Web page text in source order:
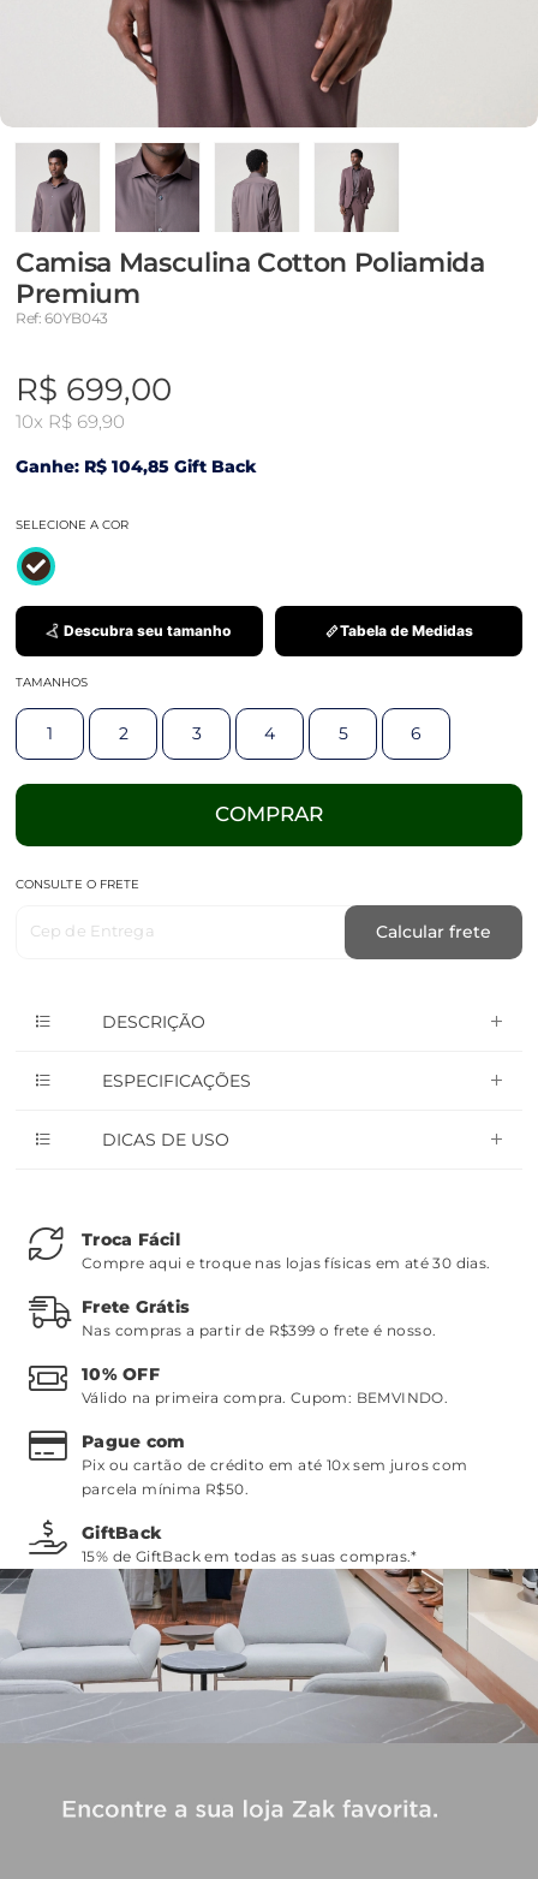
Camisa Masculina Cotton Poliamida
Premium
Ref: 60YB043
R$ 699,00
10x R$ 69,90
Ganhe: R$ 104,85 Gift Back
SELECIONE A COR
Descubra seu tamanho Tabela de Medidas
TAMANHOS
1 2 3 4 5 6
COMPRAR
CONSULTE O FRETE
Cep de Entrega Calcular frete
DESCRIÇÃO
ESPECIFICAÇÕES
DICAS DE USO
Troca Fácil
Compre aqui e troque nas lojas físicas em até 30 dias.
Frete Grátis
Nas compras a partir de R$399 o frete é nosso.
10% OFF
Válido na primeira compra. Cupom: BEMVINDO.
Pague com
Pix ou cartão de crédito em até 10x sem juros com
parcela mínima R$50.
GiftBack
15% de GiftBack em todas as suas compras.*